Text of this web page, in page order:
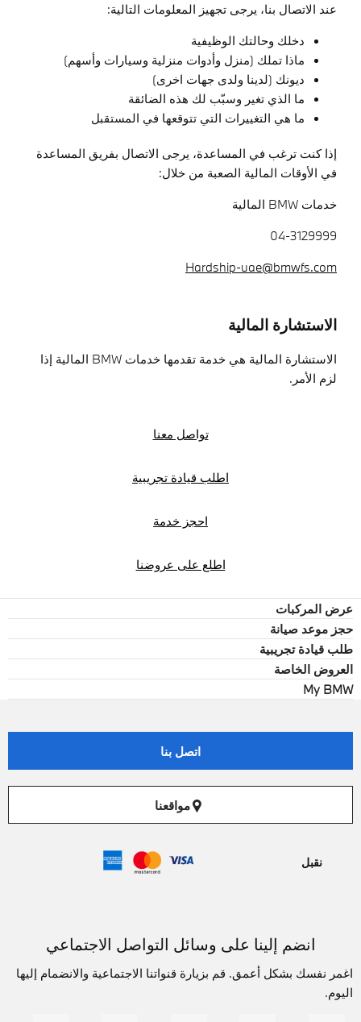
عند الاتصال بنا، يرجى تجهيز المعلومات التالية:
دخلك وحالتك الوظيفية
ماذا تملك (منزل وأدوات منزلية وسيارات وأسهم)
ديونك (لدينا ولدى جهات اخرى)
ما الذي تغير وسبّب لك هذه الضائقة
ما هي التغييرات التي تتوقعها في المستقبل
إذا كنت ترغب في المساعدة، يرجى الاتصال بفريق المساعدة
في الأوقات المالية الصعبة من خلال:
خدمات BMW المالية
04-3129999
Hardship-uae@bmwfs.com
الاستشارة المالية
الاستشارة المالية هي خدمة تقدمها خدمات BMW المالية إذا
لزم الأمر.
تواصل معنا
اطلب قيادة تجريبية
احجز خدمة
اطلع على عروضنا
عرض المركبات
حجز موعد صيانة
طلب قيادة تجريبية
العروض الخاصة
My BMW
اتصل بنا
مواقعنا
نقبل
انضم إلينا على وسائل التواصل الاجتماعي
اغمر نفسك بشكل أعمق. قم بزيارة قنواتنا الاجتماعية والانضمام إليها
اليوم.